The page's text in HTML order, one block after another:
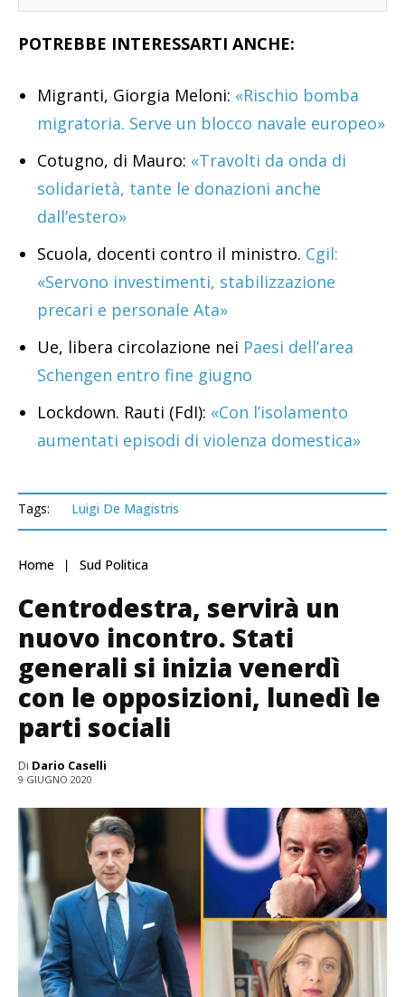
POTREBBE INTERESSARTI ANCHE:
Migranti, Giorgia Meloni: «Rischio bomba
migratoria. Serve un blocco navale europeo»
Cotugno, di Mauro: «Travolti da onda di
solidarietà, tante le donazioni anche
dall’estero»
Scuola, docenti contro il ministro. Cgil:
«Servono investimenti, stabilizzazione
precari e personale Ata»
Ue, libera circolazione nei Paesi dell’area
Schengen entro fine giugno
Lockdown. Rauti (FdI): «Con l’isolamento
aumentati episodi di violenza domestica»
Tags: Luigi De Magistris
Home Sud Politica
Centrodestra, servirà un
nuovo incontro. Stati
generali si inizia venerdì
con le opposizioni, lunedì le
parti sociali
Di Dario Caselli
9 GIUGNO 2020